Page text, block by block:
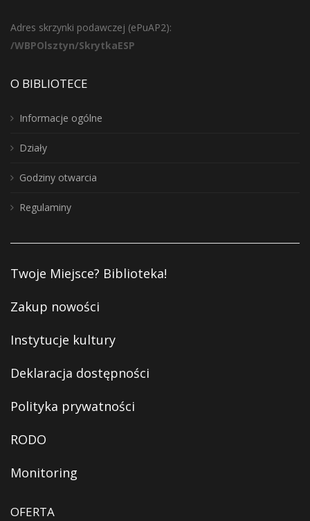
Adres skrzynki podawczej (ePuAP2):
/WBPOlsztyn/SkrytkaESP
O BIBLIOTECE
Informacje ogólne
Działy
Godziny otwarcia
Regulaminy
Twoje Miejsce? Biblioteka!
Zakup nowości
Instytucje kultury
Deklaracja dostępności
Polityka prywatności
RODO
Monitoring
OFERTA